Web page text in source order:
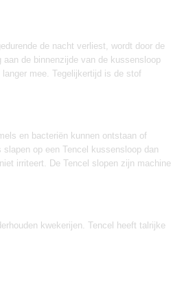
de nacht verliest, wordt door de
de binnenzijde van de kussensloop
mee. Tegelijkertijd is de stof
en bacteriën kunnen ontstaan of
op een Tencel kussensloop dan
irriteert. De Tencel slopen zijn machine
kwekerijen. Tencel heeft talrijke